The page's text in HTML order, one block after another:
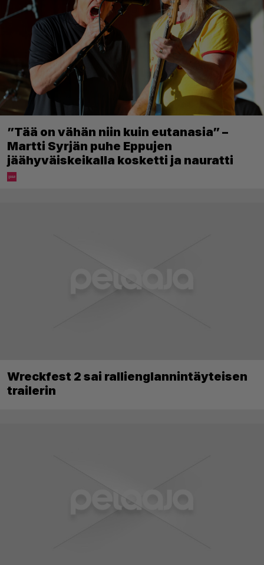
”Tää on vähän niin kuin eutanasia” –
Martti Syrjän puhe Eppujen
jäähyväiskeikalla kosketti ja nauratti
Wreckfest 2 sai rallienglannintäyteisen
trailerin